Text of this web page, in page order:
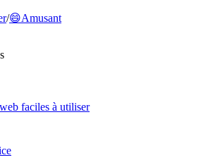
/😄Amusant
faciles à utiliser